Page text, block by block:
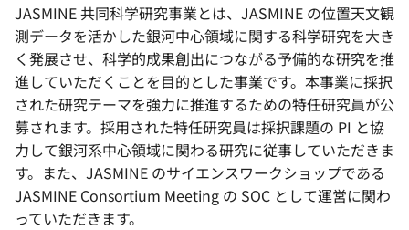
JASMINE 共同科学研究事業とは、JASMINE の位置天文観
測データを活かした銀河中心領域に関する科学研究を大き
く発展させ、科学的成果創出につながる予備的な研究を推
進していただくことを目的とした事業です。本事業に採択
された研究テーマを強力に推進するための特任研究員が公
募されます。採用された特任研究員は採択課題の PI と協
力して銀河系中心領域に関わる研究に従事していただきま
す。また、JASMINE のサイエンスワークショップである
JASMINE Consortium Meeting の SOC として運営に関わ
っていただきます。